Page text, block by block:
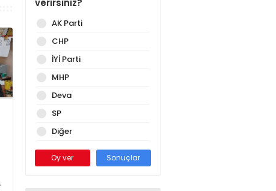
AK Parti
CHP
İYİ Parti
MHP
Deva
SP
Diğer
Oy ver Sonuçlar